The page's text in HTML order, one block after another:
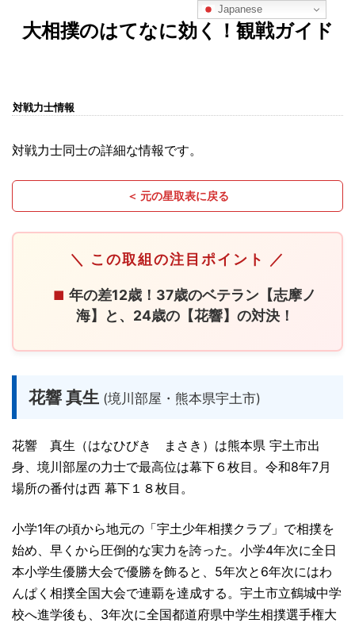
大相撲のはてなに効く！観戦ガイド
対戦力士情報
対戦力士同士の詳細な情報です。
＜ 元の星取表に戻る
＼ この取組の注目ポイント ／
■ 年の差12歳！37歳のベテラン【志摩ノ
海】と、24歳の【花響】の対決！
花響 真生 (境川部屋・熊本県宇土市)
花響 真生（はなひびき まさき）は熊本県 宇土市出
身、境川部屋の力士で最高位は幕下６枚目。令和8年7月
場所の番付は西 幕下１８枚目。
小学1年の頃から地元の「宇土少年相撲クラブ」で相撲を
始め、早くから圧倒的な実力を誇った。小学4年次に全日
本小学生優勝大会で優勝を飾ると、5年次と6年次にはわ
んぱく相撲全国大会で連覇を達成する。宇土市立鶴城中学
校へ進学後も、3年次に全国都道府県中学生相撲選手権大
Japanese